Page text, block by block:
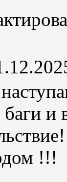
и
!!!